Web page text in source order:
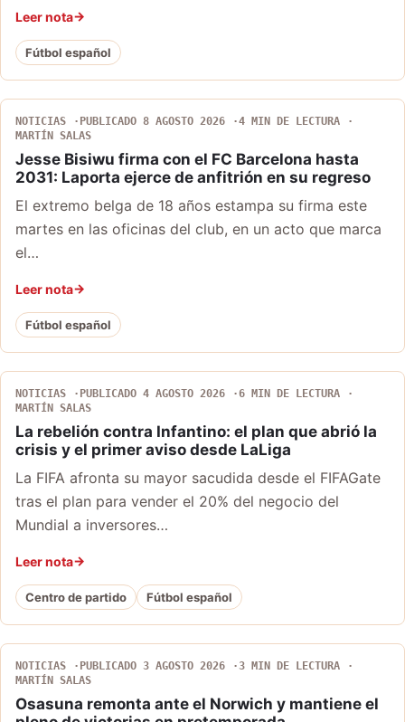
Leer nota
Fútbol español
NOTICIAS PUBLICADO 8 AGOSTO 2026
4 MIN DE LECTURA
MARTÍN SALAS
Jesse Bisiwu firma con el FC Barcelona hasta
2031: Laporta ejerce de anfitrión en su regreso
El extremo belga de 18 años estampa su firma este
martes en las oficinas del club, en un acto que marca
el…
Leer nota
Fútbol español
NOTICIAS PUBLICADO 4 AGOSTO 2026
6 MIN DE LECTURA
MARTÍN SALAS
La rebelión contra Infantino: el plan que abrió la
crisis y el primer aviso desde LaLiga
La FIFA afronta su mayor sacudida desde el FIFAGate
tras el plan para vender el 20% del negocio del
Mundial a inversores…
Leer nota
Centro de partido Fútbol español
NOTICIAS PUBLICADO 3 AGOSTO 2026
3 MIN DE LECTURA
MARTÍN SALAS
Osasuna remonta ante el Norwich y mantiene el